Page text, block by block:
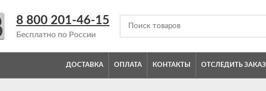
8 800 201-46-15
Бесплатно по России
ДОСТАВКА ОПЛАТА КОНТАКТЫ ОТСЛЕДИТЬ ЗАКАЗ